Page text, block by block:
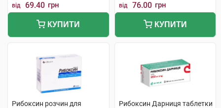
від 69.40 грн
КУПИТИ
від 76.00 грн
КУПИТИ
Рибоксин розчин для
Рибоксин Дарниця таблетки